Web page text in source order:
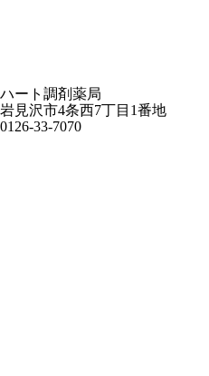
ハート調剤薬局
岩見沢市4条西7丁目1番地
0126-33-7070